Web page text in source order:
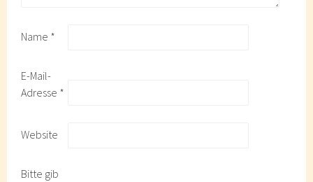
Name *
E-Mail-
Adresse *
Website
Bitte gib